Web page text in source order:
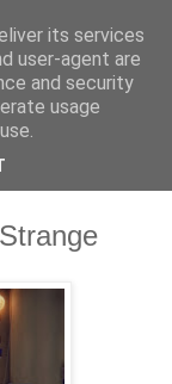
its services
user-agent are
and security
usage